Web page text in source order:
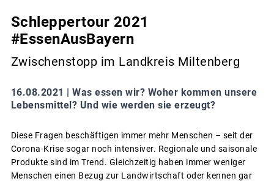
Schleppertour 2021
#EssenAusBayern
Zwischenstopp im Landkreis Miltenberg
16.08.2021 | Was essen wir? Woher kommen unsere
Lebensmittel? Und wie werden sie erzeugt?
Diese Fragen beschäftigen immer mehr Menschen – seit der
Corona-Krise sogar noch intensiver. Regionale und saisonale
Produkte sind im Trend. Gleichzeitig haben immer weniger
Menschen einen Bezug zur Landwirtschaft oder kennen gar